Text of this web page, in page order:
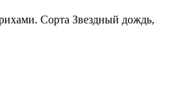
Сорта Звездный дождь,